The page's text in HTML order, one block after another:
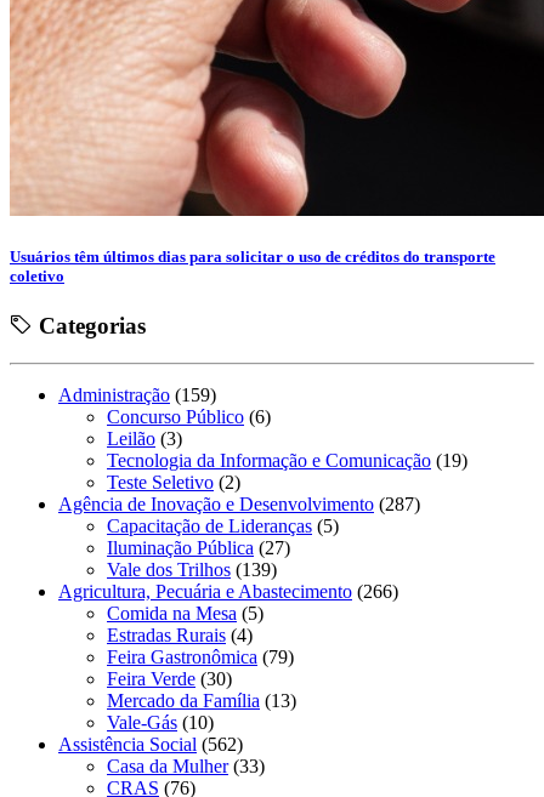
Usuários têm últimos dias para solicitar o uso de créditos do transporte
coletivo
Categorias
Administração (159)
Concurso Público (6)
Leilão (3)
Tecnologia da Informação e Comunicação (19)
Teste Seletivo (2)
Agência de Inovação e Desenvolvimento (287)
Capacitação de Lideranças (5)
Iluminação Pública (27)
Vale dos Trilhos (139)
Agricultura, Pecuária e Abastecimento (266)
Comida na Mesa (5)
Estradas Rurais (4)
Feira Gastronômica (79)
Feira Verde (30)
Mercado da Família (13)
Vale-Gás (10)
Assistência Social (562)
Casa da Mulher(33)
CRAS (76)